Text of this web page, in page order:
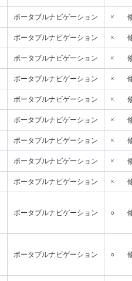
ポータブルナビゲーション ×
ポータブルナビゲーション ×
ポータブルナビゲーション ×
ポータブルナビゲーション ×
ポータブルナビゲーション ×
ポータブルナビゲーション ×
ポータブルナビゲーション ×
ポータブルナビゲーション ×
ポータブルナビゲーション ×
ポータブルナビゲーション ○
ポータブルナビゲーション ○